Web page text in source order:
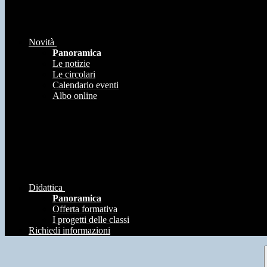
Novità
Panoramica
Le notizie
Le circolari
Calendario eventi
Albo online
Didattica
Panoramica
Offerta formativa
I progetti delle classi
Richiedi informazioni